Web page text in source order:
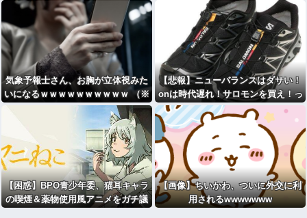
決
気象予報士さん、お胸が立体視みた
いになるｗｗｗｗｗｗｗｗｗｗ （※
画像あり）
【悲報】ニューバランスはダサい！
onは時代遅れ！サロモンを買え！っ
て言われたから買ったんやが
【困惑】BPO青少年委、猫耳キャラ
の喫煙＆薬物使用風アニメをガチ議
【画像】ちいかわ、ついに外交に利
用されるwwwwwww